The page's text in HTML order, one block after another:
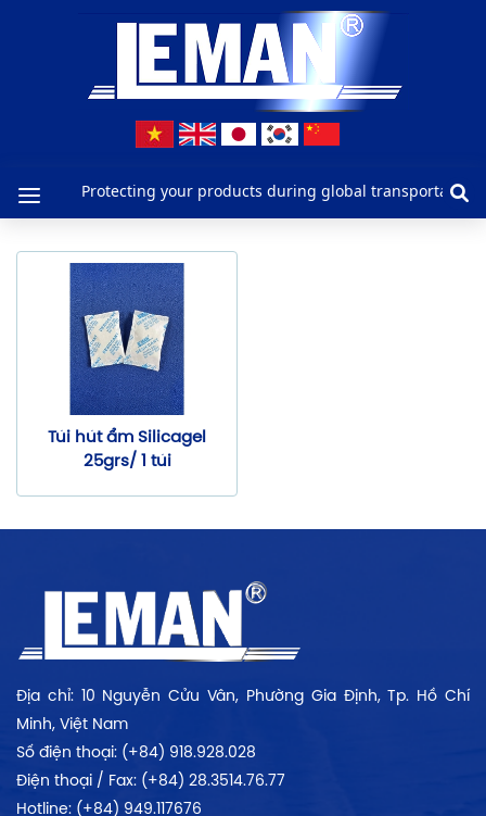
CÔNG TY TNHH LEMAN
Protecting your products during global
Túi hút ẩm Silicagel
25grs/ 1 túi
Địa chỉ: 10 Nguyễn Cửu Vân, Phường Gia Định, Tp. Hồ Chí
Minh, Việt Nam
Số điện thoại: (+84) 918.928.028
Điện thoại / Fax: (+84) 28.3514.76.77
Hotline: (+84) 949.117676